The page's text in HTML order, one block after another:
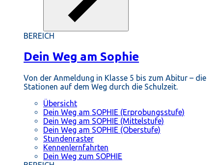
BEREICH
Dein Weg am Sophie
Von der Anmeldung in Klasse 5 bis zum Abitur – die
Stationen auf dem Weg durch die Schulzeit.
Übersicht
Dein Weg am SOPHIE (Erprobungsstufe)
Dein Weg am SOPHIE (Mittelstufe)
Dein Weg am SOPHIE (Oberstufe)
Stundenraster
Kennenlernfahrten
Dein Weg zum SOPHIE